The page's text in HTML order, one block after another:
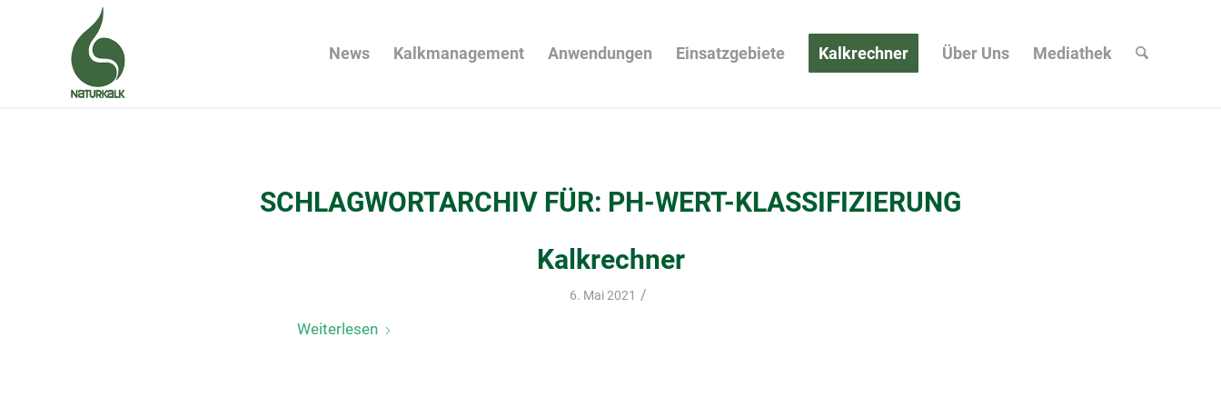
News Kalkmanagement Anwendungen Einsatzgebiete Kalkrechner Über Uns Mediathek
SCHLAGWORTARCHIV FÜR: PH-WERT-KLASSIFIZIERUNG
Kalkrechner
6. Mai 2021 /
Weiterlesen